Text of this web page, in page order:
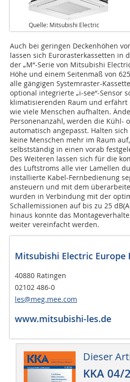
Quelle: Mitsubishi Electric
Auch bei geringen Deckenhöhen
lassen sich Eurorasterkassetten in
der „M“-Serie von Mitsubishi
Höhe und einem Seitenmaß von
alle gängigen Systemraster-
optional integrierte „i-see“-Sensor
klimatisierenden Raum und erfährt
wie viele Menschen aufhalten.
Personenanzahl, werden die Kühl-
automatisch angepasst. Halten
keine Menschen mehr im Raum
selbstständig in einen vorab
Des Weiteren lassen sich für die
des Luftstroms alle vier Lamellen
installierte Kabel-Fernbedienung
ansteuern und mit dem
wurden in Verbindung mit der
Schallemissionen auf bis zu 25
hinaus konnte das
weiter vereinfacht werden.
Mitsubishi Electric Europe
40880 Ratingen
02102 486-0
les@meg.mee.com
www.mitsubishi-les.de
Dieser
KKA 04/